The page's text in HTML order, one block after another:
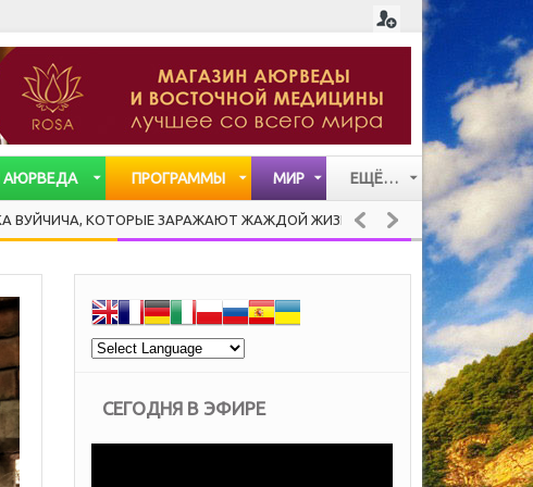
АЮРВЕДА
ПРОГРАММЫ МИР ЕЩЁ…
СТАТЬИ
КОТОРЫЕ ЗАРАЖАЮТ ЖАЖДОЙ ЖИЗНИ ЗДОРОВАЯ КУХНЯ
СЕГОДНЯ В ЭФИРЕ